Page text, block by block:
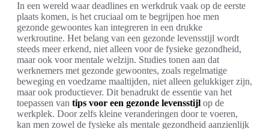
In een wereld waar deadlines en werkdruk vaak op de eerste
plaats komen, is het cruciaal om te begrijpen hoe men
gezonde gewoontes kan integreren in een drukke
werkroutine. Het belang van een gezonde levensstijl wordt
steeds meer erkend, niet alleen voor de fysieke gezondheid,
maar ook voor mentale welzijn. Studies tonen aan dat
werknemers met gezonde gewoontes, zoals regelmatige
beweging en voedzame maaltijden, niet alleen gelukkiger zijn,
maar ook productiever. Dit benadrukt de essentie van het
toepassen van tips voor een gezonde levensstijl op de
werkplek. Door zelfs kleine veranderingen door te voeren,
kan men zowel de fysieke als mentale gezondheid aanzienlijk